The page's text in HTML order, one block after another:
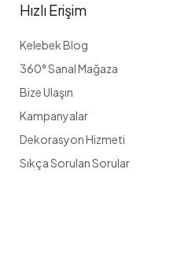
Hızlı Erişim
Kelebek Blog
360° Sanal Mağaza
Bize Ulaşın
Kampanyalar
Dekorasyon Hizmeti
Sıkça Sorulan Sorular